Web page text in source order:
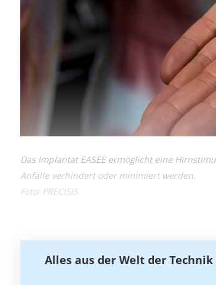
Das Implantat EASEE ermöglicht eine
Anfälle verhindert oder minimiert werden.
Foto: PRECISIS
Alles aus der Welt der Technik